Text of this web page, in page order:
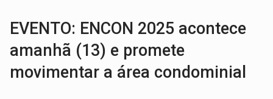
EVENTO: ENCON 2025 acontece
amanhã (13) e promete
movimentar a área condominial